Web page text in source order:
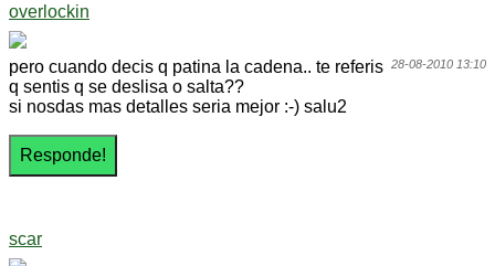
overlockin
28-08-2010 13:10
pero cuando decis q patina la cadena.. te referis
q sentis q se deslisa o salta??
si nosdas mas detalles seria mejor :-) salu2
scar